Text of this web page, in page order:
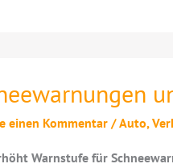
einen Kommentar/Auto,
Warnstufe für